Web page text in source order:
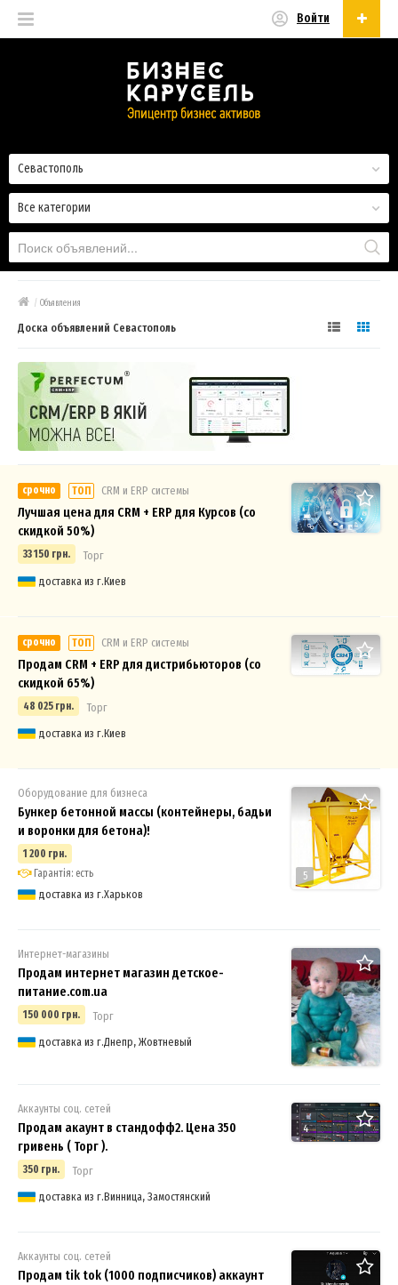
Войти
Все категории
Севастополь
/ Объявления
Доска объявлений Севастополь
срочно ТОП СRM и ERP системы
Лучшая цена для CRM + ERP для Курсов (со
скидкой 50%)
33 150 грн.
Торг
доставка из г.Киев
срочно ТОП СRM и ERP системы
Продам CRM + ERP для дистрибьюторов (со
скидкой 65%)
48 025 грн.
Торг
доставка из г.Киев
5
Оборудование для бизнеса
Бункер бетонной массы (контейнеры, бадьи
и воронки для бетона)!
1 200 грн.
Гарантія: есть
доставка из г.Харьков
Интернет-магазины
Продам интернет магазин детское-
питание.com.ua
150 000 грн.
Торг
доставка из г.Днепр, Жовтневый
4
Аккаунты соц. сетей
Продам акаунт в стандофф2. Цена 350
гривень ( Торг ).
350 грн.
Торг
доставка из г.Винница, Замостянский
Аккаунты соц. сетей
Продам tik tok (1000 подписчиков) аккаунт